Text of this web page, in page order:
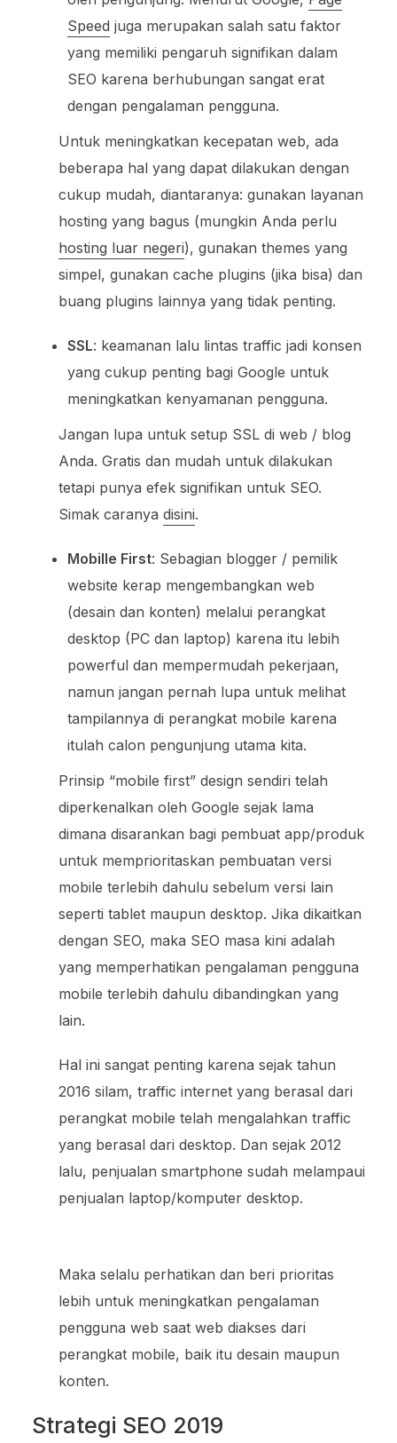
Speed juga merupakan salah satu faktor
yang memiliki pengaruh signifikan dalam
SEO karena berhubungan sangat erat
dengan pengalaman pengguna.
Untuk meningkatkan kecepatan web, ada
beberapa hal yang dapat dilakukan dengan
cukup mudah, diantaranya: gunakan layanan
hosting yang bagus (mungkin Anda perlu
hosting luar negeri), gunakan themes yang
simpel, gunakan cache plugins (jika bisa) dan
buang plugins lainnya yang tidak penting.
SSL: keamanan lalu lintas traffic jadi konsen
yang cukup penting bagi Google untuk
meningkatkan kenyamanan pengguna.
Jangan lupa untuk setup SSL di web / blog
Anda. Gratis dan mudah untuk dilakukan
tetapi punya efek signifikan untuk SEO.
Simak caranya disini.
Mobille First: Sebagian blogger / pemilik
website kerap mengembangkan web
(desain dan konten) melalui perangkat
desktop (PC dan laptop) karena itu lebih
powerful dan mempermudah pekerjaan,
namun jangan pernah lupa untuk melihat
tampilannya di perangkat mobile karena
itulah calon pengunjung utama kita.
Prinsip “mobile first” design sendiri telah
diperkenalkan oleh Google sejak lama
dimana disarankan bagi pembuat app/produk
untuk memprioritaskan pembuatan versi
mobile terlebih dahulu sebelum versi lain
seperti tablet maupun desktop. Jika dikaitkan
dengan SEO, maka SEO masa kini adalah
yang memperhatikan pengalaman pengguna
mobile terlebih dahulu dibandingkan yang
lain.
Hal ini sangat penting karena sejak tahun
2016 silam, traffic internet yang berasal dari
perangkat mobile telah mengalahkan traffic
yang berasal dari desktop. Dan sejak 2012
lalu, penjualan smartphone sudah melampaui
penjualan laptop/komputer desktop.
Maka selalu perhatikan dan beri prioritas
lebih untuk meningkatkan pengalaman
pengguna web saat web diakses dari
perangkat mobile, baik itu desain maupun
konten.
Strategi SEO 2019